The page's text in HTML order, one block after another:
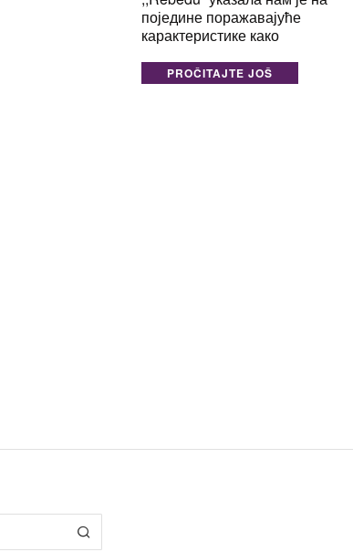
поједине поражавајуће
карактеристике како
PROČITAJTE JOŠ